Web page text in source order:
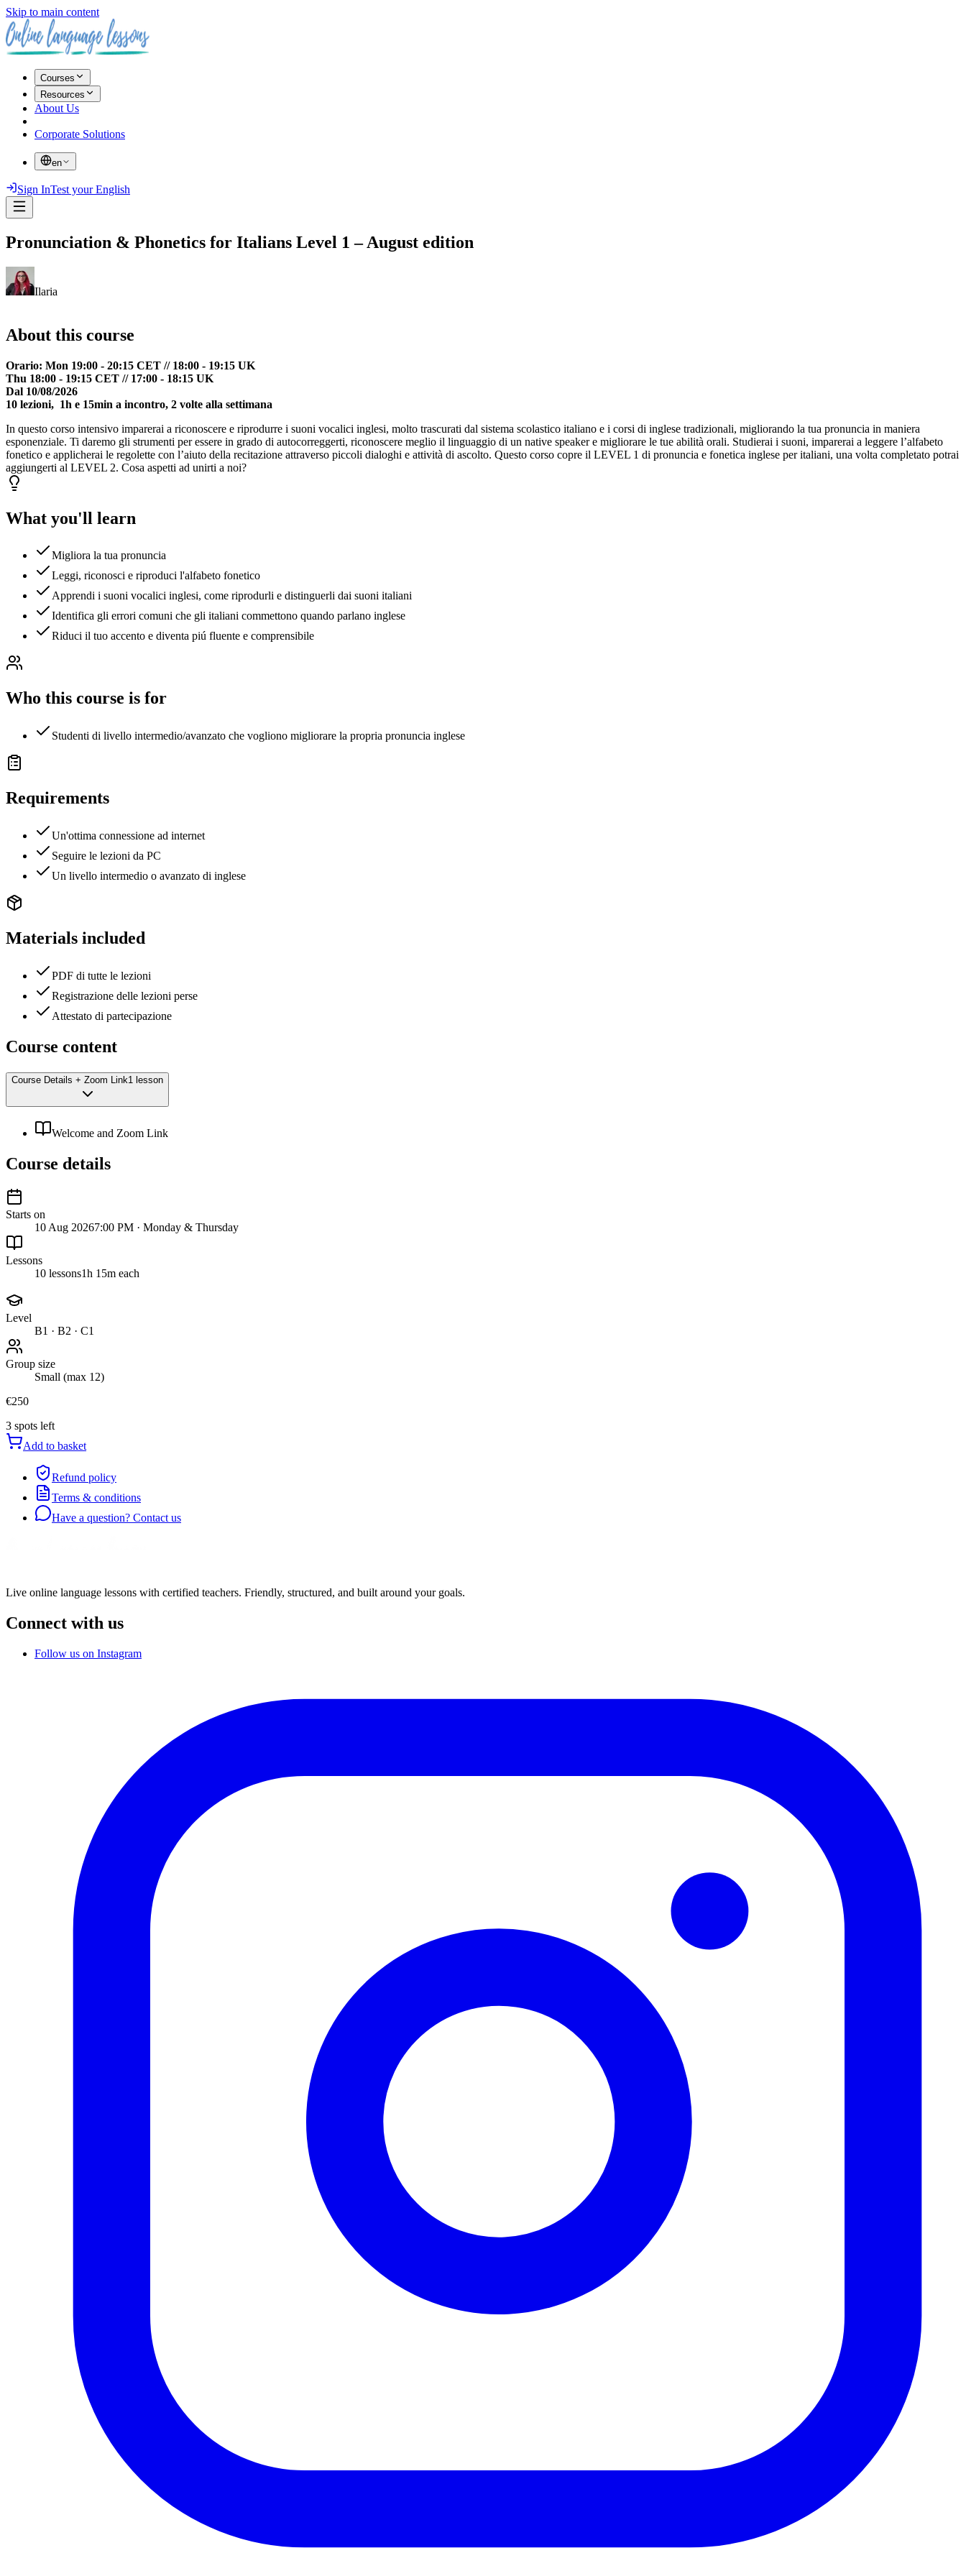
Skip to main content
Courses
Resources
About Us
Corporate Solutions
en
Sign InTest your English
Pronunciation & Phonetics for Italians Level 1 – August edition
Ilaria
About this course
Orario: Mon 19:00 - 20:15 CET // 18:00 - 19:15 UK
Thu 18:00 - 19:15 CET // 17:00 - 18:15 UK
Dal 10/08/2026
10 lezioni, 1h e 15min a incontro, 2 volte alla settimana
In questo corso intensivo imparerai a riconoscere e riprodurre i suoni vocalici inglesi, molto trascurati dal sistema scolastico italiano e i corsi di inglese tradizionali, migliorando la tua pronuncia in maniera
esponenziale. Ti daremo gli strumenti per essere in grado di autocorreggerti, riconoscere meglio il linguaggio di un native speaker e migliorare le tue abilità orali. Studierai i suoni, imparerai a leggere l’alfabeto
fonetico e applicherai le regolette con l’aiuto della recitazione attraverso piccoli dialoghi e attività di ascolto. Questo corso copre il LEVEL 1 di pronuncia e fonetica inglese per italiani, una volta completato potrai
aggiungerti al LEVEL 2. Cosa aspetti ad unirti a noi?
What you'll learn
Migliora la tua pronuncia
Leggi, riconosci e riproduci l'alfabeto fonetico
Apprendi i suoni vocalici inglesi, come riprodurli e distinguerli dai suoni italiani
Identifica gli errori comuni che gli italiani commettono quando parlano inglese
Riduci il tuo accento e diventa piú fluente e comprensibile
Who this course is for
Studenti di livello intermedio/avanzato che vogliono migliorare la propria pronuncia inglese
Requirements
Un'ottima connessione ad internet
Seguire le lezioni da PC
Un livello intermedio o avanzato di inglese
Materials included
PDF di tutte le lezioni
Registrazione delle lezioni perse
Attestato di partecipazione
Course content
Course Details + Zoom Link1 lesson
Welcome and Zoom Link
Course details
Starts on
10 Aug 20267:00 PM · Monday & Thursday
Lessons
10 lessons1h 15m each
Level
B1 · B2 · C1
Group size
Small (max 12)
€250
3 spots left
Add to basket
Refund policy
Terms & conditions
Have a question? Contact us
Live online language lessons with certified teachers. Friendly, structured, and built around your goals.
Connect with us
Follow us on Instagram